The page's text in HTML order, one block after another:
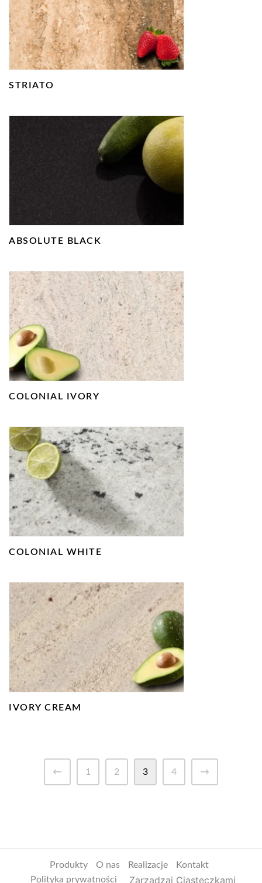
STRIATO
ABSOLUTE BLACK
COLONIAL IVORY
COLONIAL WHITE
IVORY CREAM
← 1 2 3 4 →
Produkty O nas Realizacje
Kontakt
Polityka prywatności
Zarządzaj Ciasteczkami